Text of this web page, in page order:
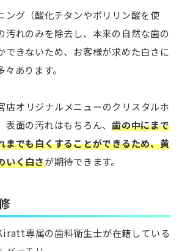
ング（酸化チタンやポリリン酸を使
汚れのみを除去し、本来の自然な歯の
できないため、お客様が求めた白さに
あります。
オリジナルメニューのクリスタルホ
表面の汚れはもちろん、歯の中にまで
までも白くすることができるため、黄
いく白さが期待できます。
専属の歯科衛生士が在籍している